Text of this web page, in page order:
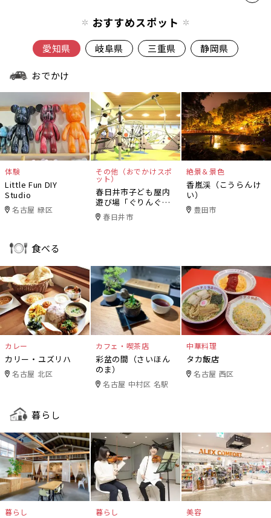
おすすめスポット
愛知県 岐阜県 三重県 静岡県
おでかけ
体験
Little Fun DIY
Studio
名古屋 緑区
その他（おでかけスポ
ット）
春日井市子ども屋内
遊び場「ぐりんぐり
ん」春日井市
絶景＆景色
香嵐渓（こうらんけ
い）
豊田市
食べる
カレー
カリー・ユズリハ
名古屋 北区
カフェ・喫茶店
彩盆の間（さいほん
のま）
名古屋 中村区 名駅
中華料理
タカ飯店
名古屋 西区
暮らし
暮らし 暮らし 美容